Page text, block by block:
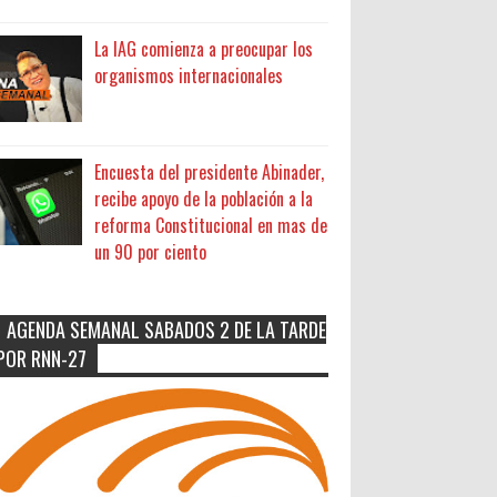
La IAG comienza a preocupar los
organismos internacionales
Encuesta del presidente Abinader,
recibe apoyo de la población a la
reforma Constitucional en mas de
un 90 por ciento
AGENDA SEMANAL SABADOS 2 DE LA TARDE
RNN-27